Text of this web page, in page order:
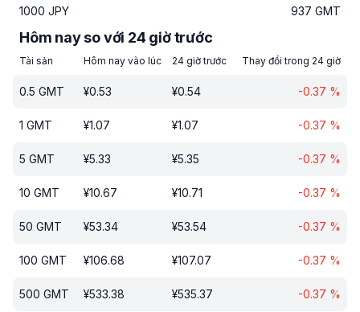
1000 JPY 937 GMT
Hôm nay so với 24 giờ trước
Tài sản Hôm nay vào lúc 24 giờ trước Thay đổi trong 24 giờ
0.5 GMT ¥0.53 ¥0.54 -0.37 %
1 GMT ¥1.07 ¥1.07 -0.37 %
5 GMT ¥5.33 ¥5.35 -0.37 %
10 GMT ¥10.67 ¥10.71 -0.37 %
50 GMT ¥53.34 ¥53.54 -0.37 %
100 GMT ¥106.68 ¥107.07 -0.37 %
500 GMT ¥533.38 ¥535.37 -0.37 %